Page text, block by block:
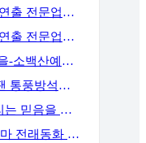
불꽃놀이, 낙화놀이 연출 전문업체 세홍SFC 입니다
불꽃놀이, 낙화놀이 연출 전문업체 세홍SFC 입니다
[행정안전부-청년마을-소백산예술촌] 무료 주말 기획자 과정
2026년 신형 카픽 4팬 통풍방석｜차량·가정 겸용 자동 착석감지 통풍방석
✨오픈마켓 리뷰 관리는 믿음을 주는 곳에서 진행해야 합니다✨
[질병관리청] 아프지마 전래동화 혹부리영감 이벤트